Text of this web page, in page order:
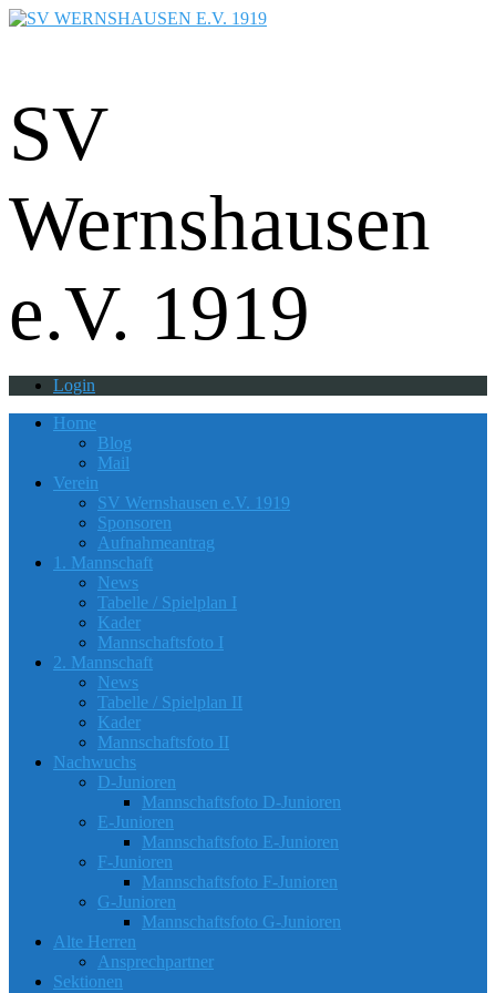
SV
Wernshausen
e.V. 1919
Login
Home
Blog
Mail
Verein
SV Wernshausen e.V. 1919
Sponsoren
Aufnahmeantrag
1. Mannschaft
News
Tabelle / Spielplan I
Kader
Mannschaftsfoto I
2. Mannschaft
News
Tabelle / Spielplan II
Kader
Mannschaftsfoto II
Nachwuchs
D-Junioren
Mannschaftsfoto D-Junioren
E-Junioren
Mannschaftsfoto E-Junioren
F-Junioren
Mannschaftsfoto F-Junioren
G-Junioren
Mannschaftsfoto G-Junioren
Alte Herren
Ansprechpartner
Sektionen